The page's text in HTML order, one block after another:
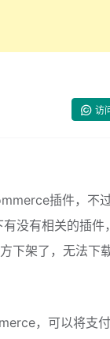
访
插件，不
没有相关的插
架了，无法下
，可以将支